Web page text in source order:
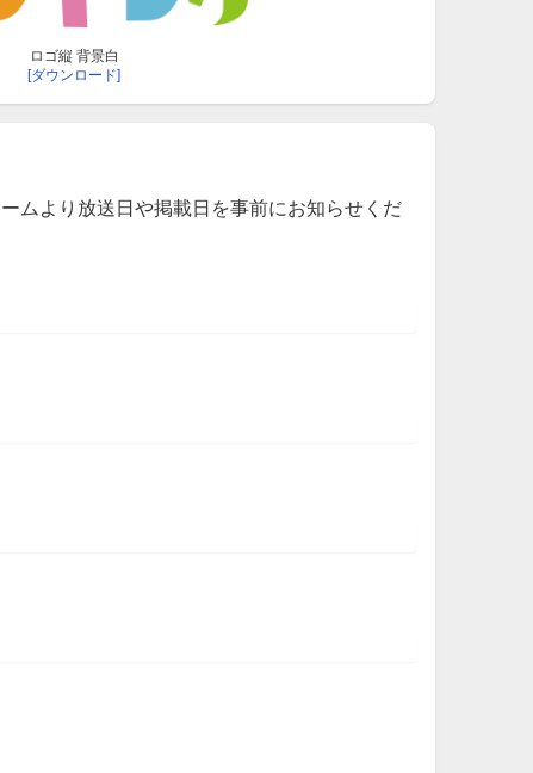
ロゴ縦 背景白
[ダウンロード]
ムより放送日や掲載日を事前にお知らせくだ